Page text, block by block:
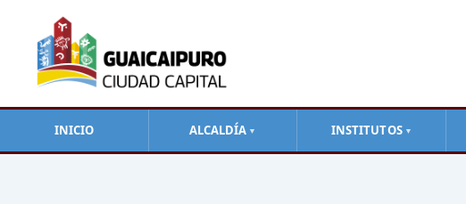
INICIO ALCALDÍA ▼ INSTITUTOS ▼
contenido